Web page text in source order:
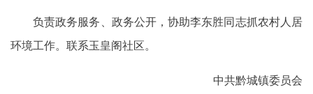
负责政务服务、政务公开，协助李东胜同志抓农村人居
环境工作。联系玉皇阁社区。
中共黔城镇委员会